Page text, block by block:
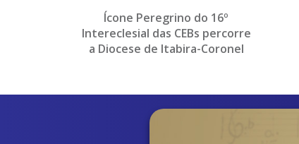
Ícone Peregrino do 16º
Intereclesial das CEBs percorre
a Diocese de Itabira-Coronel